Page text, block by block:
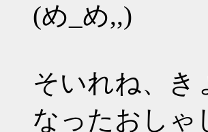
(め_め,,)
そいれね、き
なったおしゃ